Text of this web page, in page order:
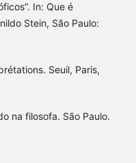
In: Que é
Stein, São Paulo:
Seuil, Paris,
na filosofa. São Paulo.